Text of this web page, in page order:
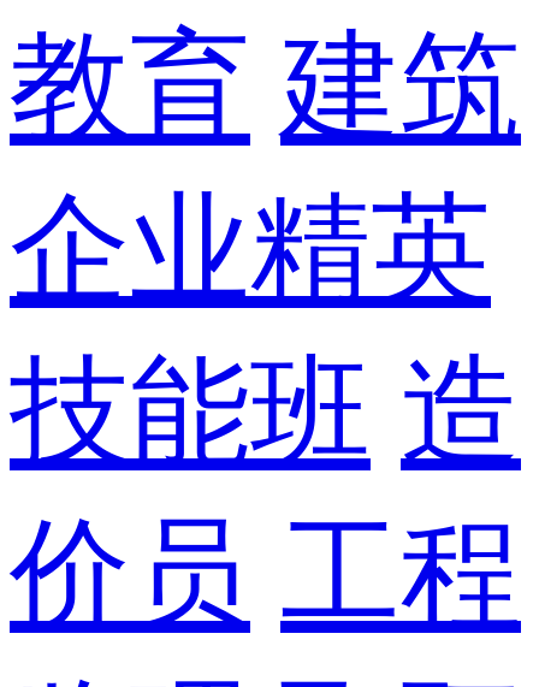
教育 建筑
企业精英
技能班 造
价员 工程